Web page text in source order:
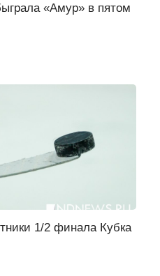
«Амур» в пятом
1/2 финала Кубка